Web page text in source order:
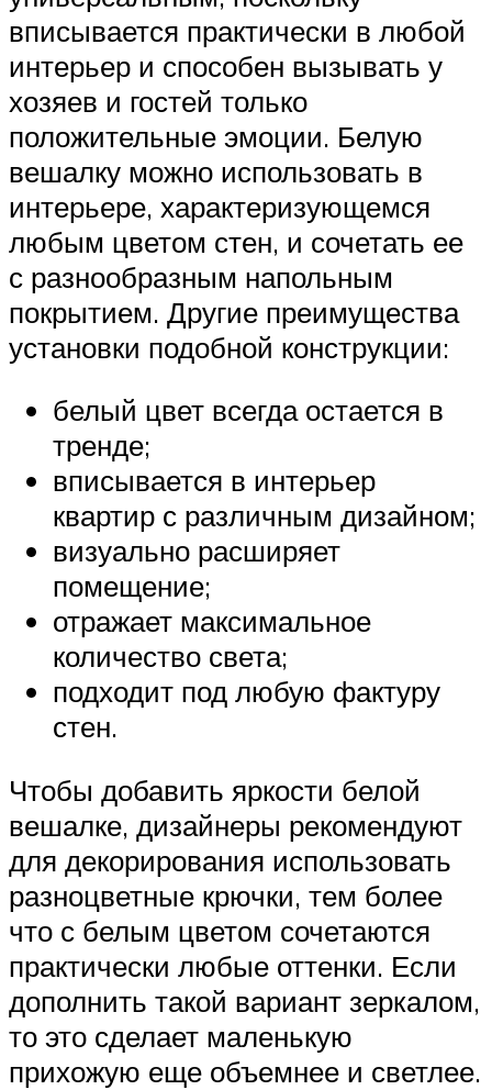
вписывается практически в любой
интерьер и способен вызывать у
хозяев и гостей только
положительные эмоции. Белую
вешалку можно использовать в
интерьере, характеризующемся
любым цветом стен, и сочетать ее
с разнообразным напольным
покрытием. Другие преимущества
установки подобной конструкции:
белый цвет всегда остается в
тренде;
вписывается в интерьер
квартир с различным дизайном;
визуально расширяет
помещение;
отражает максимальное
количество света;
подходит под любую фактуру
стен.
Чтобы добавить яркости белой
вешалке, дизайнеры рекомендуют
для декорирования использовать
разноцветные крючки, тем более
что с белым цветом сочетаются
практически любые оттенки. Если
дополнить такой вариант зеркалом,
то это сделает маленькую
прихожую еще объемнее и светлее.